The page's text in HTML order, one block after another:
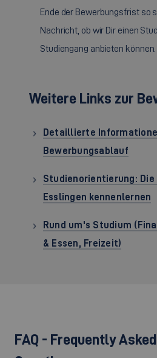
Ende der Bewerbungsfrist so
Nachricht, ob wir Dir einen
Studiengang anbieten können.
Weitere Links zur
Detaillierte
Bewerbungsablauf
Studienorientierung: Die
Esslingen kennenlernen
Rund um's Studium
& Essen, Freizeit)
FAQ - Frequently Asked